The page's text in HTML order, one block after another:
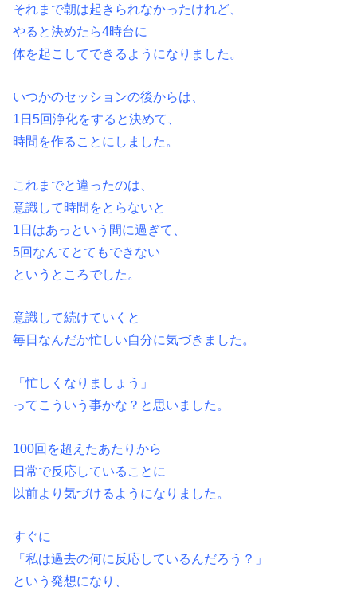
それまで朝は起きられなかったけれど、
やると決めたら4時台に
体を起こしてできるようになりました。
いつかのセッションの後からは、
1日5回浄化をすると決めて、
時間を作ることにしました。
これまでと違ったのは、
意識して時間をとらないと
1日はあっという間に過ぎて、
5回なんてとてもできない
というところでした。
意識して続けていくと
毎日なんだか忙しい自分に気づきました。
「忙しくなりましょう」
ってこういう事かな？と思いました。
100回を超えたあたりから
日常で反応していることに
以前より気づけるようになりました。
すぐに
「私は過去の何に反応しているんだろう？」
という発想になり、